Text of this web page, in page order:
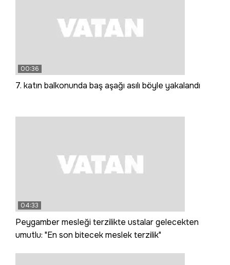
00:36
7. katın balkonunda baş aşağı asılı böyle yakalandı
04:33
Peygamber mesleği terzilikte ustalar gelecekten
umutlu: "En son bitecek meslek terzilik"